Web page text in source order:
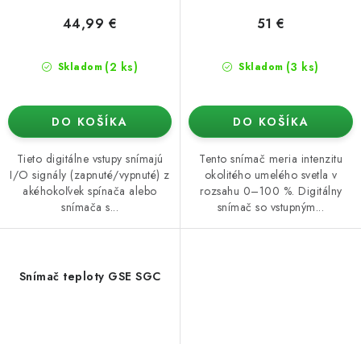
Skladom (2 ks)
44,99 €
DO KOŠÍKA
Tieto digitálne vstupy snímajú
I/O signály (zapnuté/vypnuté) z
akéhokoľvek spínača alebo
snímača s...
Skladom (3 ks)
51 €
DO KOŠÍKA
Tento snímač meria intenzitu
okolitého umelého svetla v
rozsahu 0–100 %. Digitálny
snímač so vstupným...
Snímač teploty GSE SGC